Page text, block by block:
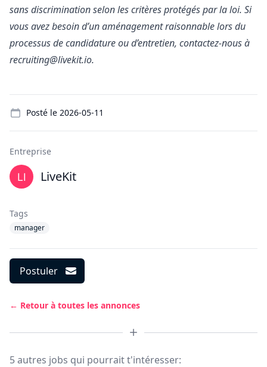
sans discrimination selon les critères protégés par la loi. Si
vous avez besoin d’un aménagement raisonnable lors du
processus de candidature ou d’entretien, contactez-nous à
recruiting@livekit.io.
Posté le 2026-05-11
Entreprise
LiveKit
Tags
manager
Postuler
← Retour à toutes les annonces
5 autres jobs qui pourrait t'intéresser: